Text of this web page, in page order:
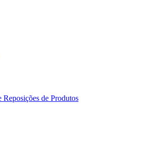
Reposições de Produtos